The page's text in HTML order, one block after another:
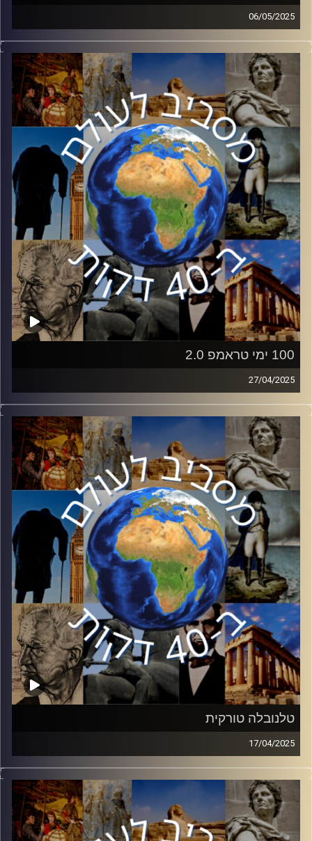
06/05/2025
בשנים האחרונות אנחנו רגילים לשמוע על מלחמה במזרח
אירופה ובמזרח התיכון. בשבועות האחרונים, ישנה התכנות
לפריצת מלחמה באסיה. לאחר פיגוע מזעזע בחבל קשמיר, הודו
ופקיסטן עומדות בפני מתיחות שלא נראתה באזור שנים. ד״ר
לורן דגן עמוס, חוקרת מדיניות חוץ וביטחון של הודו
באוניברסיטת בר אילן הצטרפה אליי כדי להבין את מקורות
הסכסוך ופוטנציאל המלחמה.
קרדיט תמונות:יוסי מצרי
100 ימי טראמפ 2.0
27/04/2025
היום יציין נשיא ארצות הברית, דונאלד טראמפ, 100 ימים
לכהונתו השנייה בבית הלבן.
כיאה לדונאלד טראמפ, 100 הימים הללו לא היו שקטים.
פרופסור אודי זומר, ראש מרכז ברק באוניברסיטת תל אביב,
יהיה איתנו כדי לנסות ולהבין לאן טראמפ הולך
קרדיט תמונות:יוסי מצרי
טלנובלה טורקית
17/04/2025
בחודשים האחרונים שמה של טורקיה מוזכר יותר ויותר
בחדשות. הצלחות במדיניות החוץ לצד מחמאות קשות מבפנים
– לאן טורקיה הולכת? ד״ר גליה לינדנשטראוס, חוקרת בכירה
במכון למחקר ביטחון לאומי ה INSS באוניברסיטת תל אביב,
תנתח את מדיניות החוץ הטורקית ומעורבותה באזור.